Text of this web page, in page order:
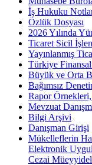
İş Hukuku
Özlük Dosyası
2026 Yılında
Ticaret Sicil
Yayınlanmış
Türkiye Finansal
Büyük ve Orta
Bağımsız
Rapor
Mevzuat
Bilgi Arşivi
Danışman Girişi
Mükelleflerin
Elektronik
Cezai